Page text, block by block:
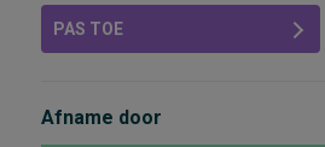
PAS TOE
Afname door